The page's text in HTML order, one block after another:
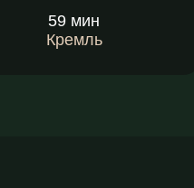
59 мин
Кремль